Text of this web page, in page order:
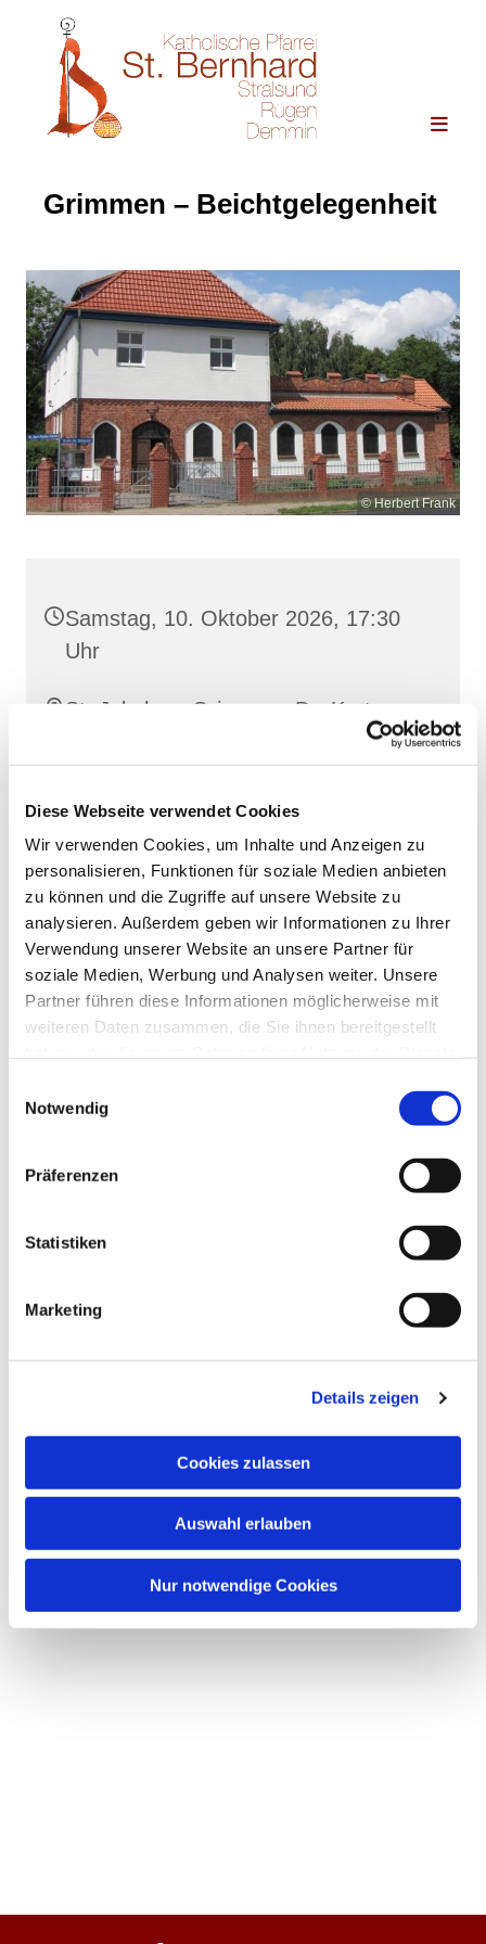
Diese Webseite verwendet Cookies
Wir verwenden Cookies, um Inhalte und Anzeigen zu
personalisieren, Funktionen für soziale Medien anbieten
zu können und die Zugriffe auf unsere Website zu
analysieren. Außerdem geben wir Informationen zu Ihrer
Verwendung unserer Website an unsere Partner für
soziale Medien, Werbung und Analysen weiter. Unsere
Partner führen diese Informationen möglicherweise mit
weiteren Daten zusammen, die Sie ihnen bereitgestellt
Notwendig
Präferenzen
Statistiken
Marketing
Details zeigen
Cookies zulassen
Auswahl erlauben
Nur notwendige Cookies
Grimmen – Beichtgelegenheit
© Herbert Frank
Samstag, 10. Oktober 2026, 17:30
Uhr
St. Jakobus, Grimmen, Dr.-Kurt-
Fischer-Straße 1, 18507 Grimmen